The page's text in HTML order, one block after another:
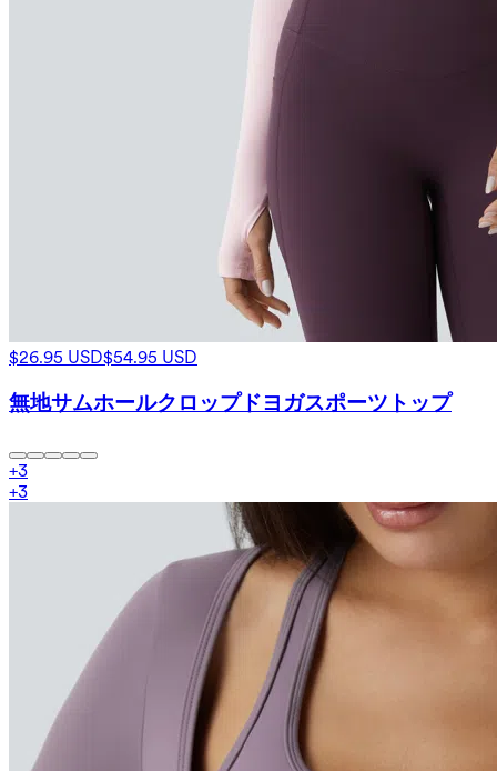
$26.95 USD$54.95 USD
無地サムホールクロップドヨガスポーツトップ
+3
+3